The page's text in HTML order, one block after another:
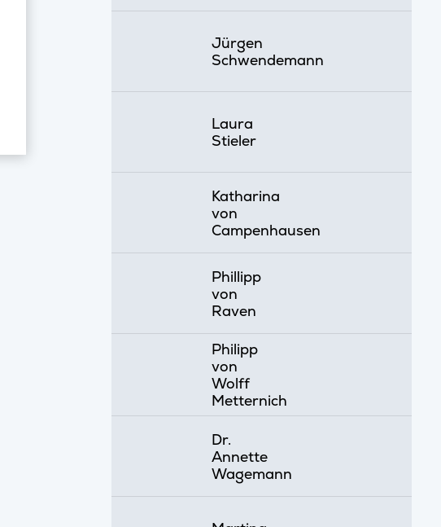
Jürgen
Schwendemann
Laura
Stieler
Katharina
von
Campenhausen
Phillipp
von
Raven
Philipp
von
Wolff
Metternich
Dr.
Annette
Wagemann